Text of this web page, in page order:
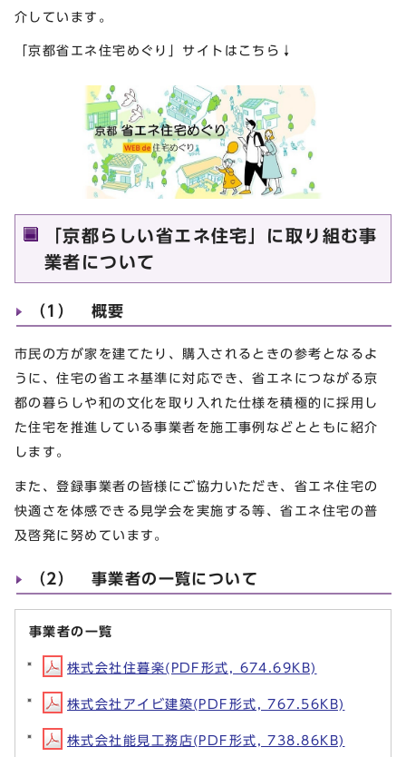
介しています。
「京都省エネ住宅めぐり」サイトはこちら↓
「京都らしい省エネ住宅」に取り組む事
業者について
（1） 概要
市民の方が家を建てたり、購入されるときの参考となるよ
うに、住宅の省エネ基準に対応でき、省エネにつながる京
都の暮らしや和の文化を取り入れた仕様を積極的に採用し
た住宅を推進している事業者を施工事例などとともに紹介
します。
また、登録事業者の皆様にご協力いただき、省エネ住宅の
快適さを体感できる見学会を実施する等、省エネ住宅の普
及啓発に努めています。
（2） 事業者の一覧について
事業者の一覧
株式会社住暮楽(PDF形式, 674.69KB)
株式会社アイビ建築(PDF形式, 767.56KB)
株式会社能見工務店(PDF形式, 738.86KB)